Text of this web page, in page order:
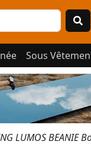
Sous
LUMOS BEANIE